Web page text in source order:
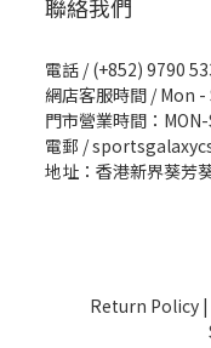
聯絡我們
電話 / (+852) 9790
網店客服時間 / Mon
門市營業時間：
電郵 /
地址：香港新界葵芳
Return Policy|